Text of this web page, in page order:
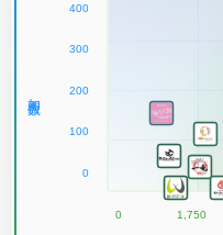
400
300
200
100
0
0 1,750